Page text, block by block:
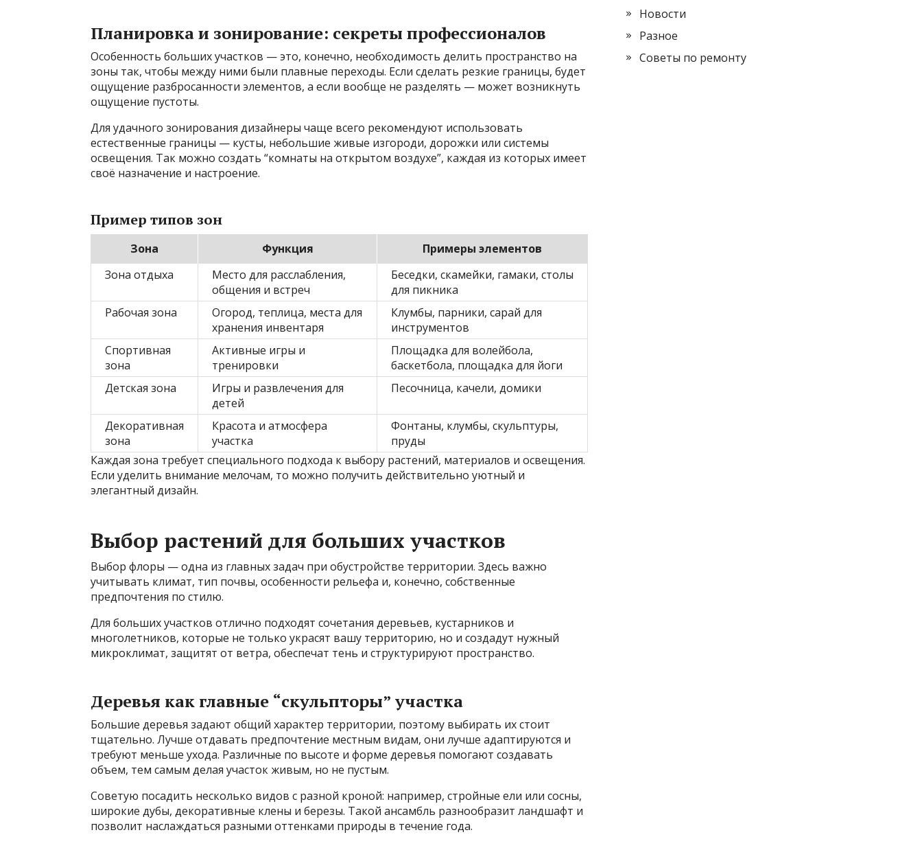
Планировка и зонирование: секреты профессионалов
Особенность больших участков — это, конечно, необходимость делить пространство на
зоны так, чтобы между ними были плавные переходы. Если сделать резкие границы, будет
ощущение разбросанности элементов, а если вообще не разделять — может возникнуть
ощущение пустоты.
Для удачного зонирования дизайнеры чаще всего рекомендуют использовать
естественные границы — кусты, небольшие живые изгороди, дорожки или системы
освещения. Так можно создать “комнаты на открытом воздухе”, каждая из которых имеет
своё назначение и настроение.
Пример типов зон
Зона Функция
Примеры элементов
Зона отдыха
Место для расслабления,
общения и встреч
Беседки, скамейки, гамаки, столы
для пикника
Рабочая зона
Огород, теплица, места для
хранения инвентаря
Клумбы, парники, сарай для
инструментов
Спортивная
зона
Активные игры и
тренировки
Площадка для волейбола,
баскетбола, площадка для йоги
Детская зона
Игры и развлечения для
детей
Песочница, качели, домики
Декоративная
зона
Красота и атмосфера
участка
Фонтаны, клумбы, скульптуры,
пруды
Каждая зона требует специального подхода к выбору растений, материалов и освещения.
Если уделить внимание мелочам, то можно получить действительно уютный и
элегантный дизайн.
Выбор растений для больших участков
Выбор флоры — одна из главных задач при обустройстве территории. Здесь важно
учитывать климат, тип почвы, особенности рельефа и, конечно, собственные
предпочтения по стилю.
Для больших участков отлично подходят сочетания деревьев, кустарников и
многолетников, которые не только украсят вашу территорию, но и создадут нужный
микроклимат, защитят от ветра, обеспечат тень и структурируют пространство.
Деревья как главные “скульпторы” участка
Большие деревья задают общий характер территории, поэтому выбирать их стоит
тщательно. Лучше отдавать предпочтение местным видам, они лучше адаптируются и
требуют меньше ухода. Различные по высоте и форме деревья помогают создавать
объем, тем самым делая участок живым, но не пустым.
Советую посадить несколько видов с разной кроной: например, стройные ели или сосны,
широкие дубы, декоративные клены и березы. Такой ансамбль разнообразит ландшафт и
позволит наслаждаться разными оттенками природы в течение года.
Новости
Разное
Советы по ремонту